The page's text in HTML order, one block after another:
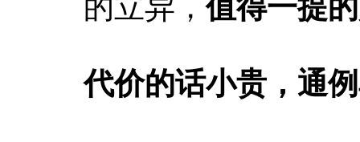
的立异，值得一提
代价的话小贵，通